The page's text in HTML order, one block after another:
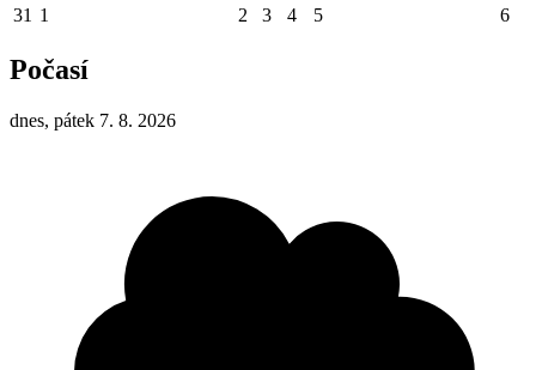
31 1 2 3 4 5 6
Počasí
dnes, pátek 7. 8. 2026